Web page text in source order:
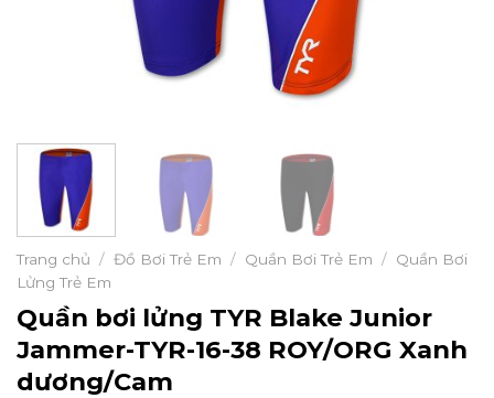
Trang chủ / Đồ Bơi Trẻ Em / Quần Bơi Trẻ Em / Quần Bơi
Lửng Trẻ Em
Quần bơi lửng TYR Blake Junior
Jammer-TYR-16-38 ROY/ORG Xanh
dương/Cam